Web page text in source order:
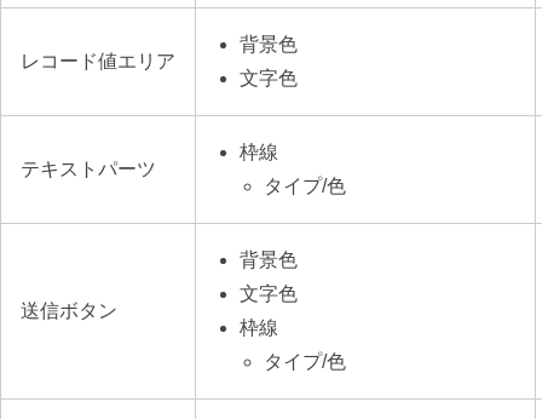
レコード値エリア
背景色
文字色
テキストパーツ
枠線
タイプ/色
送信ボタン
背景色
文字色
枠線
タイプ/色